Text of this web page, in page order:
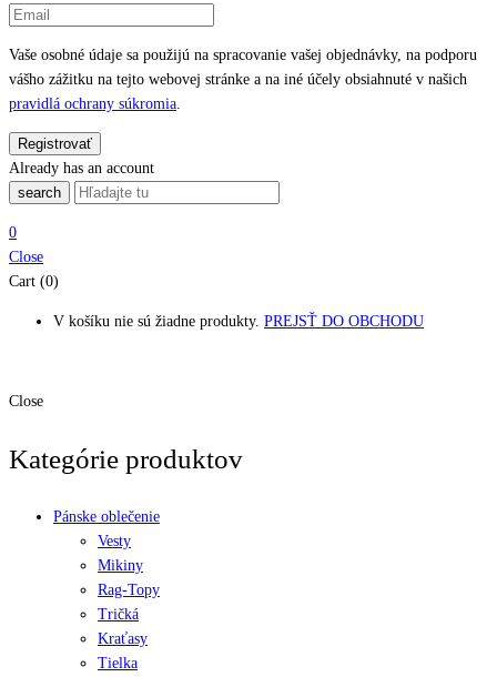
Vaše osobné údaje sa použijú na spracovanie vašej objednávky, na podporu
vášho zážitku na tejto webovej stránke a na iné účely obsiahnuté v našich
pravidlá ochrany súkromia
Already has an account
search
0
Close
Cart (0)
V košíku nie sú žiadne produkty. PREJSŤ DO OBCHODU
Close
Kategórie produktov
Pánske oblečenie
Vesty
Mikiny
Rag-Topy
Tričká
Kraťasy
Tielka